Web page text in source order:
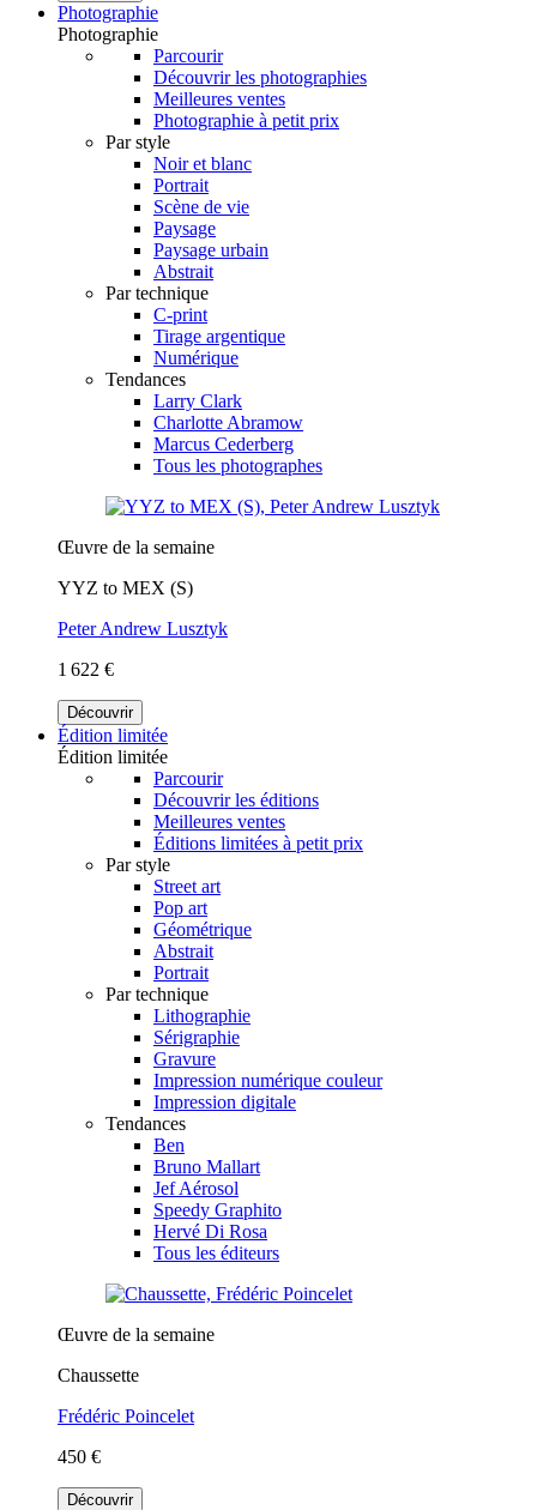
Photographie
Photographie
Parcourir
Découvrir les photographies
Meilleures ventes
Photographie à petit prix
Par style
Noir et blanc
Portrait
Scène de vie
Paysage
Paysage urbain
Abstrait
Par technique
C-print
Tirage argentique
Numérique
Tendances
Larry Clark
Charlotte Abramow
Marcus Cederberg
Tous les photographes
Œuvre de la semaine
YYZ to MEX (S)
Peter Andrew Lusztyk
1 622 €
Découvrir
Édition limitée
Édition limitée
Parcourir
Découvrir les éditions
Meilleures ventes
Éditions limitées à petit prix
Par style
Street art
Pop art
Géométrique
Abstrait
Portrait
Par technique
Lithographie
Sérigraphie
Gravure
Impression numérique couleur
Impression digitale
Tendances
Ben
Bruno Mallart
Jef Aérosol
Speedy Graphito
Hervé Di Rosa
Tous les éditeurs
Œuvre de la semaine
Chaussette
Frédéric Poincelet
450 €
Découvrir